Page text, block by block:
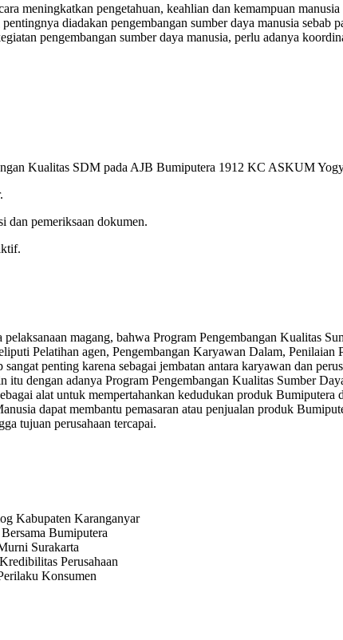
meningkatkan pengetahuan, keahlian dan kemampuan
diadakan pengembangan sumber daya manusia sebab
pengembangan sumber daya manusia, perlu adanya
Kualitas SDM pada AJB Bumiputera 1912 KC ASKUM
dan pemeriksaan dokumen.
magang, bahwa Program Pengembangan Kualitas
Pelatihan agen, Pengembangan Karyawan Dalam, Penilaian
penting karena sebagai jembatan antara karyawan dan
dengan adanya Program Pengembangan Kualitas Sumber
alat untuk mempertahankan kedudukan produk Bumiputera
dapat membantu pemasaran atau penjualan produk
tujuan perusahaan tercapai.
Kabupaten Karanganyar
Bumiputera
Surakarta
Perusahaan
Konsumen